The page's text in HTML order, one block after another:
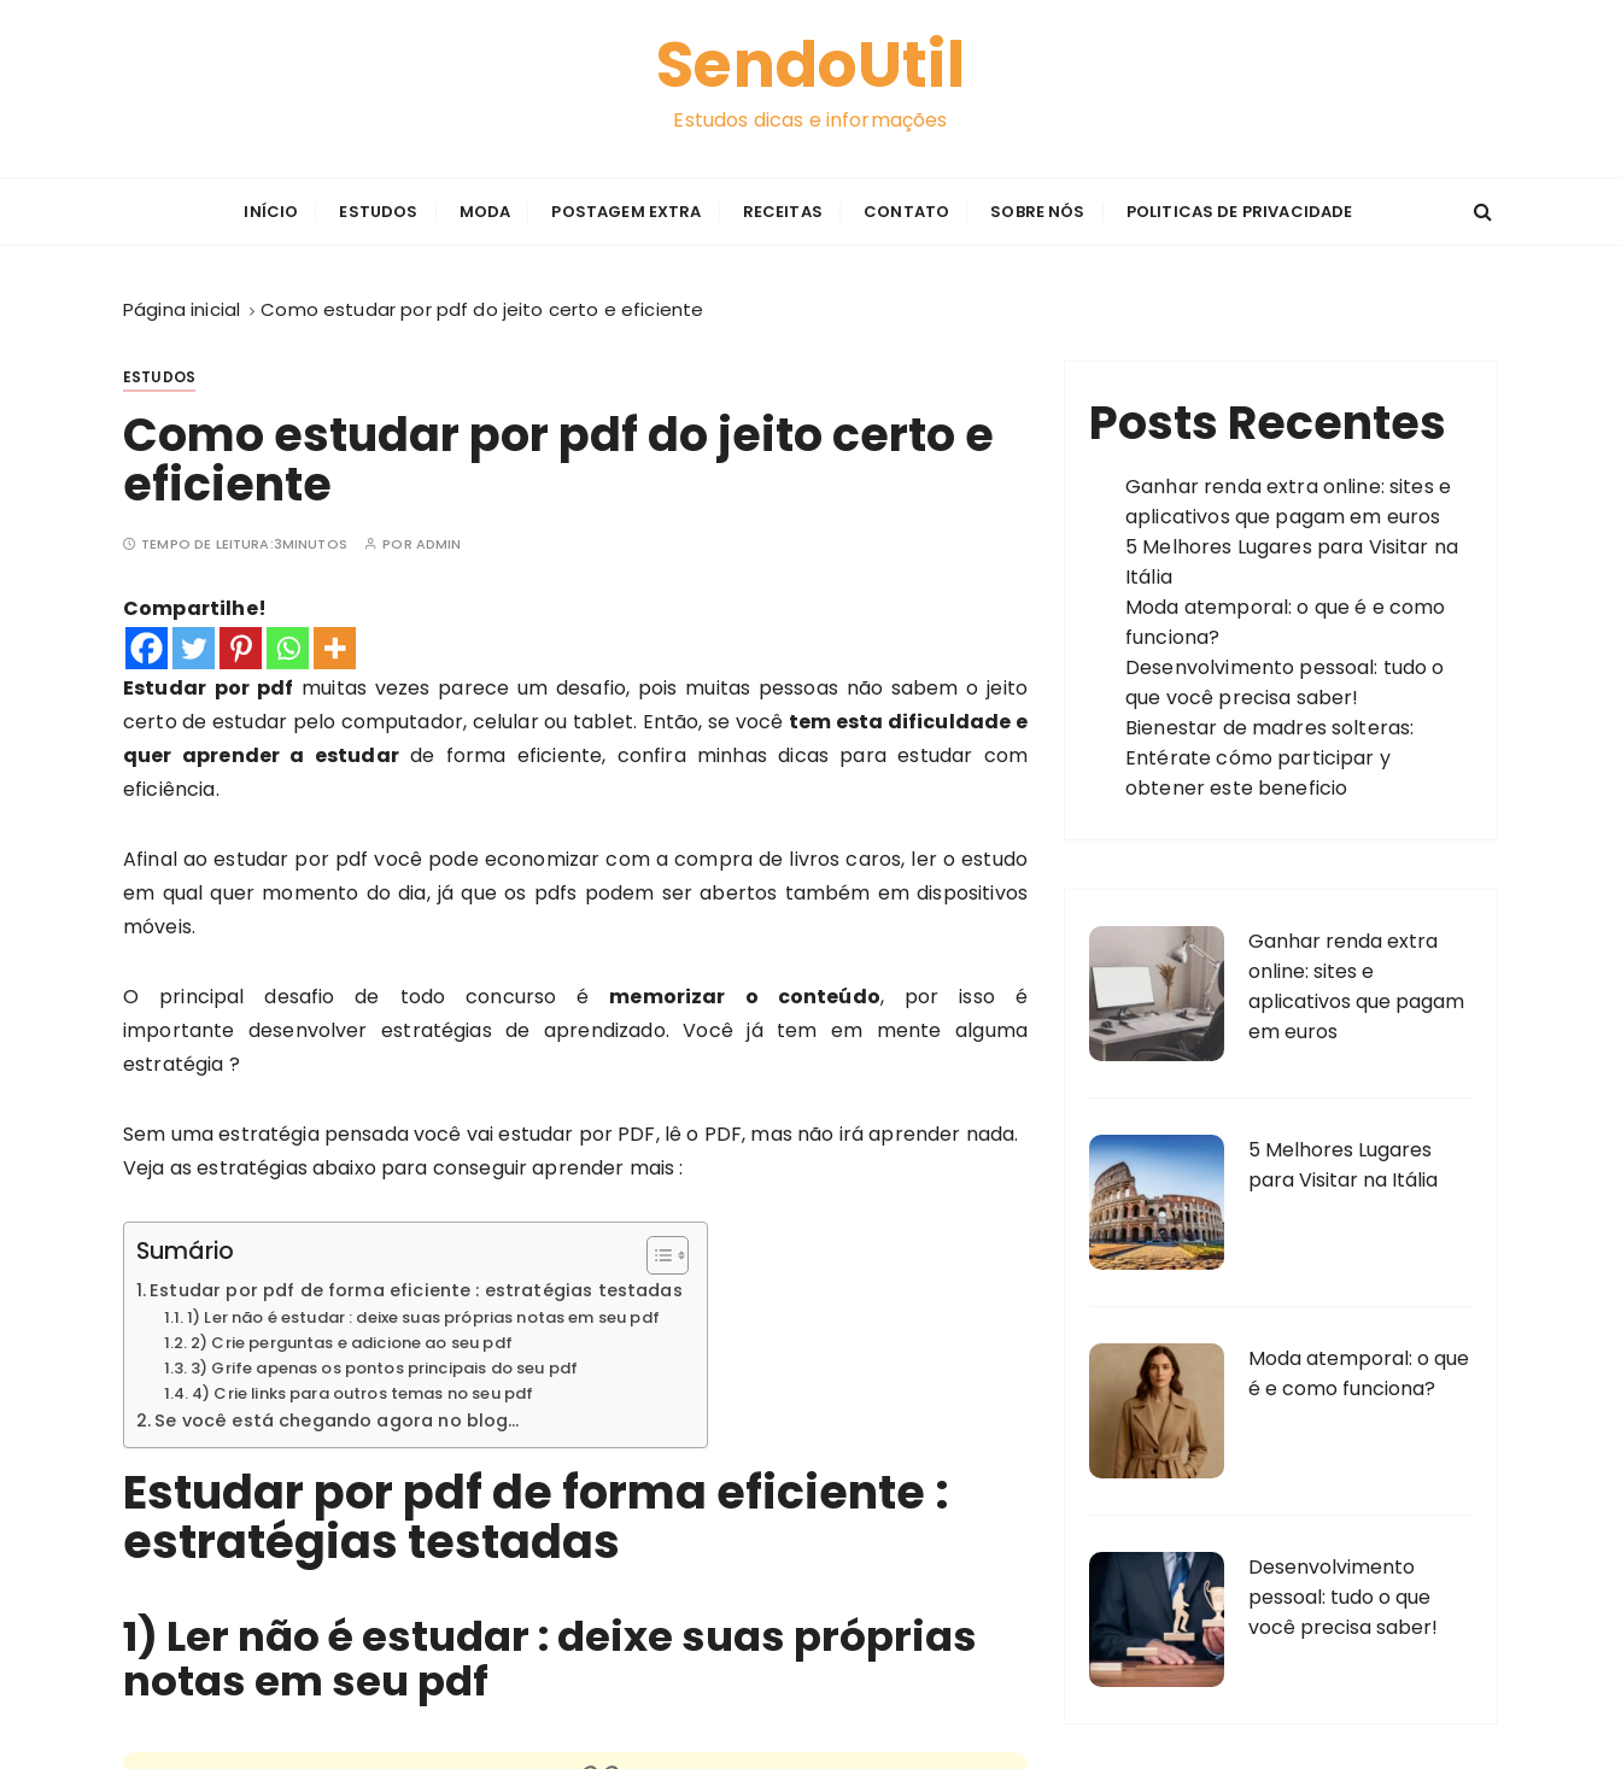
SendoUtil
Estudos dicas e informações
INÍCIO ESTUDOS MODA POSTAGEM EXTRA RECEITAS CONTATO SOBRE NÓS POLITICAS DE PRIVACIDADE
Página inicial Como estudar por pdf do jeito certo e eficiente
ESTUDOS
Como estudar por pdf do jeito certo e
eficiente
TEMPO DE LEITURA:3MINUTOS POR ADMIN
Compartilhe!
Estudar por pdf muitas vezes parece um desafio, pois muitas pessoas não sabem o jeito
certo de estudar pelo computador, celular ou tablet. Então, se você tem esta dificuldade e
quer aprender a estudarde forma eficiente, confira minhas dicas para estudar com
eficiência.
Afinal ao estudar por pdf você pode economizar com a compra de livros caros, ler o estudo
em qual quer momento do dia, já que os pdfs podem ser abertos também em dispositivos
móveis.
O principal desafio de todo concurso é memorizar o conteúdo, por isso é
importante desenvolver estratégias de aprendizado. Você já tem em mente alguma
estratégia ?
Sem uma estratégia pensada você vai estudar por PDF, lê o PDF, mas não irá aprender nada.
Veja as estratégias abaixo para conseguir aprender mais :
Sumário
Estudar por pdf de forma eficiente : estratégias testadas
1) Ler não é estudar : deixe suas próprias notas em seu pdf
2) Crie perguntas e adicione ao seu pdf
3) Grife apenas os pontos principais do seu pdf
4) Crie links para outros temas no seu pdf
Se você está chegando agora no blog…
Estudar por pdf de forma eficiente :
estratégias testadas
1) Ler não é estudar : deixe suas próprias
notas em seu pdf
Posts Recentes
Ganhar renda extra online: sites e
aplicativos que pagam em euros
5 Melhores Lugares para Visitar na
Itália
Moda atemporal: o que é e como
funciona?
Desenvolvimento pessoal: tudo o
que você precisa saber!
Bienestar de madres solteras:
Entérate cómo participar y
obtener este beneficio
Ganhar renda extra
online: sites e
aplicativos que pagam
em euros
5 Melhores Lugares
para Visitar na Itália
Moda atemporal: o que
é e como funciona?
Desenvolvimento
pessoal: tudo o que
você precisa saber!